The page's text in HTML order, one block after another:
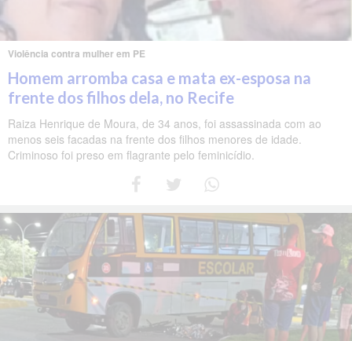
Violência contra mulher em PE
Homem arromba casa e mata ex-esposa na
frente dos filhos dela, no Recife
Raiza Henrique de Moura, de 34 anos, foi assassinada com ao
menos seis facadas na frente dos filhos menores de idade.
Criminoso foi preso em flagrante pelo feminicídio.